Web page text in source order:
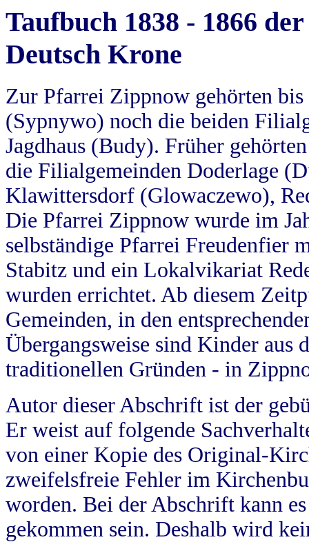
Taufbuch 1838 - 1866
Deutsch Krone
Zur Pfarrei Zippnow gehörten
(Sypnywo) noch die beiden
Jagdhaus (Budy). Früher
die Filialgemeinden Doderlage
Klawittersdorf (Glowaczewo),
Die Pfarrei Zippnow wurde im
selbständige Pfarrei Freudenfier
Stabitz und ein Lokalvikariat
wurden errichtet. Ab diesem
Gemeinden, in den
Übergangsweise sind Kinder aus
traditionellen Gründen - in
Autor dieser Abschrift ist der
Er weist auf folgende
von einer Kopie des Original-
zweifelsfreie Fehler im
worden. Bei der Abschrift kann
gekommen sein. Deshalb wird